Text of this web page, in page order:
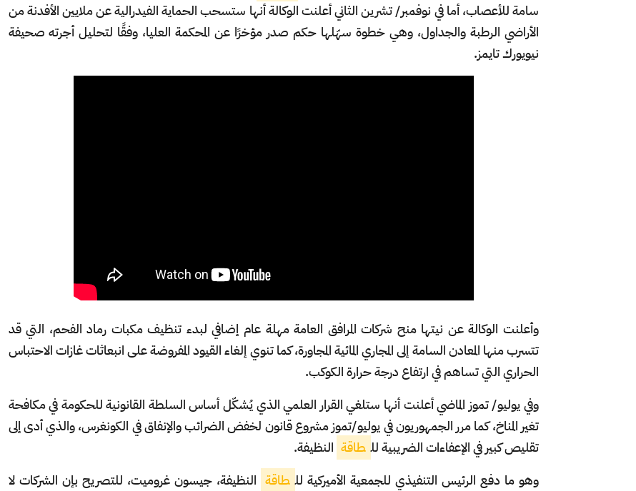
سامة للأعصاب، أما في نوفمبر/ تشرين الثاني أعلنت الوكالة أنها ستسحب الحماية الفيدرالية عن ملايين الأفدنة من
الأراضي الرطبة والجداول، وهي خطوة سهّلها حكم صدر مؤخرًا عن المحكمة العليا، وفقًا لتحليل أجرته صحيفة
نيويورك تايمز.
وأعلنت الوكالة عن نيتها منح شركات المرافق العامة مهلة عام إضافي لبدء تنظيف مكبات رماد الفحم، التي قد
تتسرب منها المعادن السامة إلى المجاري المائية المجاورة، كما تنوي إلغاء القيود المفروضة على انبعاثات غازات الاحتباس
الحراري التي تساهم في ارتفاع درجة حرارة الكوكب.
وفي يوليو/ تموز الماضي أعلنت أنها ستلغي القرار العلمي الذي يُشكّل أساس السلطة القانونية للحكومة في مكافحة
تغير المناخ، كما مرر الجمهوريون في يوليو/تموز مشروع قانون لخفض الضرائب والإنفاق في الكونغرس، والذي أدى إلى
تقليص كبير في الإعفاءات الضريبية لل طاقة النظيفة.
وهو ما دفع الرئيس التنفيذي للجمعية الأميركية لل طاقة النظيفة، جيسون غروميت، للتصريح بإن الشركات لا